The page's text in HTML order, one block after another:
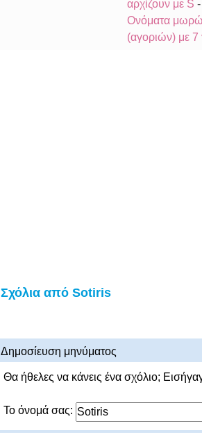
αρχίζουν με S -
Ονόματα
(αγοριών) με 7
Σχόλια από Sotiris
Δημοσίευση μηνύματος
Θα ήθελες να κάνεις ένα σχόλιο;
Το όνομά σας: